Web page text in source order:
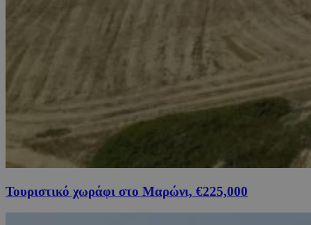
Τουριστικό χωράφι στο Μαρώνι, €225,000